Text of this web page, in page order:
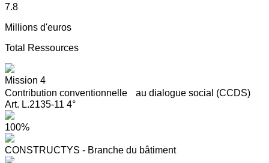
7.8
Millions d'euros
Total Ressources
Mission 4
Contribution conventionnelle au dialogue social (CCDS)
Art. L.2135-11 4°
100%
CONSTRUCTYS - Branche du bâtiment